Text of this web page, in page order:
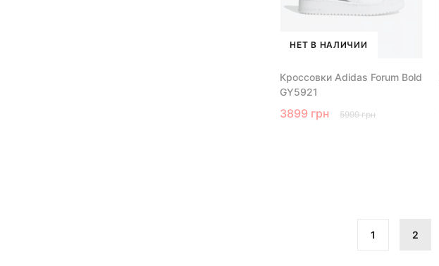
НЕТ В НАЛИЧИИ
Кроссовки Adidas Forum Bold
GY5921
3899 грн 5999 грн
1 2